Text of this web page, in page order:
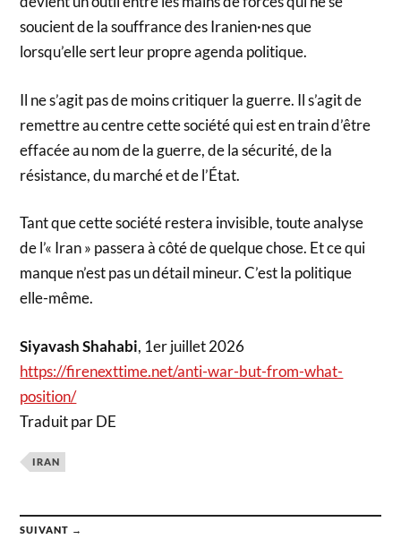
soucient de la souffrance des Iranien·nes que
lorsqu’elle sert leur propre agenda politique.
Il ne s’agit pas de moins critiquer la guerre. Il s’agit de
remettre au centre cette société qui est en train d’être
effacée au nom de la guerre, de la sécurité, de la
résistance, du marché et de l’État.
Tant que cette société restera invisible, toute analyse
de l’« Iran » passera à côté de quelque chose. Et ce qui
manque n’est pas un détail mineur. C’est la politique
elle-même.
Siyavash Shahabi, 1er juillet 2026
https://firenexttime.net/anti-war-but-from-what-
position/
Traduit par DE
IRAN
SUIVANT →